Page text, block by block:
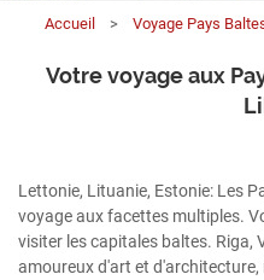
Accueil > Voyage Pays
Votre voyage aux
Lettonie, Lituanie, Estonie: Les
voyage aux facettes multiples.
visiter les capitales baltes. Riga,
amoureux d'art et